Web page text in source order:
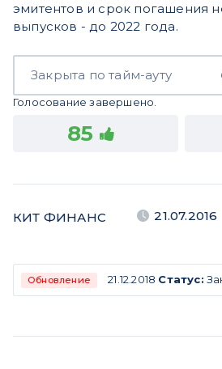
эмитентов и срок погашения
выпусков - до 2022 года.
Закрыта по тайм-ауту
Голосование завершено.
85
КИТ ФИНАНС 21.07.2016
Обновление 21.12.2018 Статус: